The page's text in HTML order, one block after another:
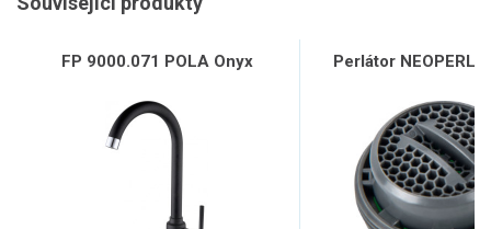
FP 9000.071 POLA Onyx Perlátor NEOPERL,